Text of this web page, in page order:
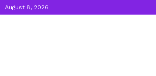
August 8, 2026